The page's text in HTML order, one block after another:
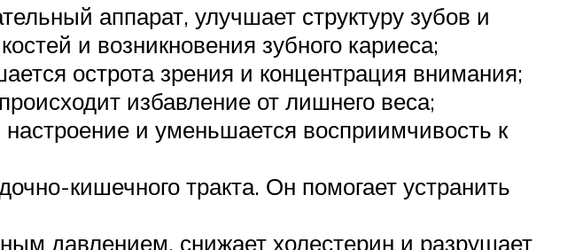
аппарат, улучшает структуру зубов и
и возникновения зубного кариеса;
острота зрения и концентрация внимания;
избавление от лишнего веса;
и уменьшается восприимчивость к
кишечного тракта. Он помогает устранить
давлением, снижает холестерин и разрушает